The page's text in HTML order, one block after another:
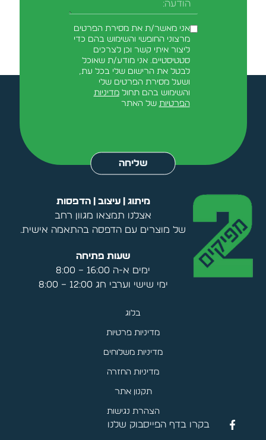
הודעה
אני מאשר/ת את מסירת הפרטים
מרצוני החופשי והשימוש בהם כדי
ליצור איתי קשר וכן לצרכים
סטטיסטיים. אני מודע/ת שאוכל
לבטל את הרישום שלי בכל עת,
ושעל מסירת הפרטים שלי
והשימוש בהם תחולמדיניות
הפרטיות של האתר
שליחה
מיתוג | עיצוב | הדפסות
אצלנו תמצאו מגוון רחב
של מוצרים עם הדפסה בהתאמה אישית.
שעות פתיחה
ימים א-ה 16:00 – 8:00
ימי שישי וערבי חג 12:00 – 8:00
בלוג
מדיניות פרטיות
מדיניות משלוחים
מדיניות החזרה
תקנון אתר
הצהרת נגישות
בקרו בדף הפייסבוק שלנו